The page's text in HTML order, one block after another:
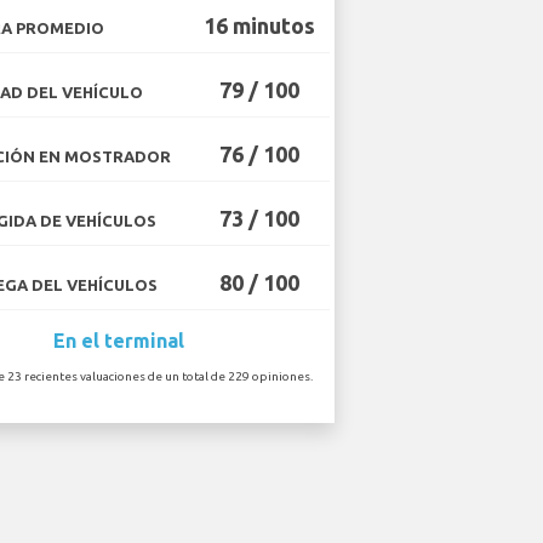
PROMEDIO 16 minutos
DEL VEHÍCULO 79 / 100
EN MOSTRADOR 76 / 100
DE VEHÍCULOS 73 / 100
DEL VEHÍCULOS 80 / 100
En el terminal
23 recientes valuaciones de un total de 229 opiniones.